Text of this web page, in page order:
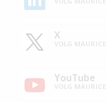
X
YouTube